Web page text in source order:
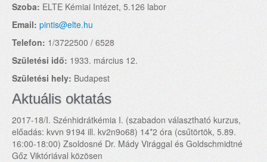
Szoba: ELTE Kémiai Intézet, 5.126 labor
Email: pintis@elte.hu
Telefon: 1/3722500 / 6528
Születési idő: 1933. március 12.
Születési hely: Budapest
Aktuális oktatás
2017-18/I. Szénhidrátkémia I. (szabadon választható kurzus,
előadás: kvvn 9194 ill. kv2n9o68) 14*2 óra (csűtörtök, 5.89.
16:00-18:00) Zsoldosné Dr. Mády Virággal és Goldschmidtné
Gőz Viktóriával közösen